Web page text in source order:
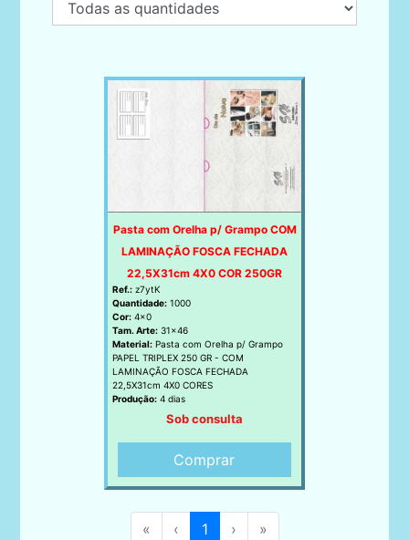
Pasta com Orelha p/ Grampo COM
LAMINAÇÃO FOSCA FECHADA
22,5X31cm 4X0 COR 250GR
Ref.: z7ytK
Quantidade: 1000
Cor: 4x0
Tam. Arte: 31x46
Material: Pasta com Orelha p/ Grampo
PAPEL TRIPLEX 250 GR - COM
LAMINAÇÃO FOSCA FECHADA
22,5X31cm 4X0 CORES
Produção: 4 dias
Sob consulta
Comprar
« ‹ 1 › »